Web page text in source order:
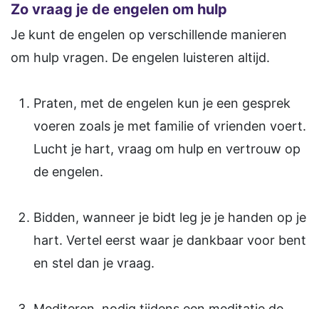
Zo vraag je de engelen om hulp
Je kunt de engelen op verschillende manieren
om hulp vragen. De engelen luisteren altijd.
Praten, met de engelen kun je een gesprek
voeren zoals je met familie of vrienden voert.
Lucht je hart, vraag om hulp en vertrouw op
de engelen.
Bidden, wanneer je bidt leg je je handen op je
hart. Vertel eerst waar je dankbaar voor bent
en stel dan je vraag.